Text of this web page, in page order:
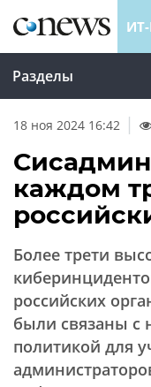
Разделы
18 ноя 2024 16:42
каждом
Более трети
российских
были связаны с
политикой для